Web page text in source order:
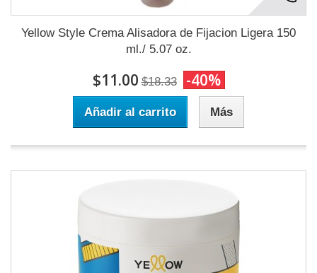
Yellow Style Crema Alisadora de Fijacion Ligera 150
ml./ 5.07 oz.
$11.00 $18.33 -40%
Añadir al carrito Más